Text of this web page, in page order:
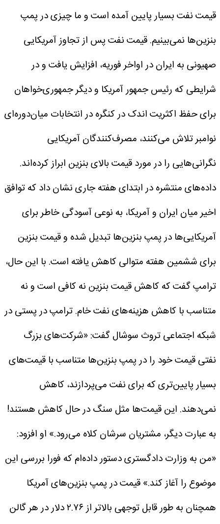
قیمت نفت بسیار پایین آمده است و ما چیزی در پمپ
بنزین‌ها نمی‌بینیم.قیمت نفت پس از تجاوز آمریکایی
صهیونی به ایران در اواخر فوریه، افزایش یافت و در
شرایطی که رئیس جمهور آمریکا و دیگر جمهوری‌خواهان
برای حفظ اکثریت اندک در کنگره در انتخابات میان‌دوره‌ای
نوامبر تلاش می‌کنند، مصرف‌کنندگان آمریکایی
نگرانی‌هایی را در مورد قیمت بالای بنزین ابراز کرده‌اند.
داده‌های منتشره در ابتدای هفته جاری نشان داد که توافق
اخیر میان ایران و آمریکا، به نوعی آسودگی خاطر برای
آمریکایی‌ها در پمپ بنزین‌ها تبدیل شده و قیمت بنزین
برای ششمین هفته متوالی کاهش یافته است. با این حال،
ترامپ گفت که کاهش قیمت بنزین نه کافی است و نه
متناسب با کاهش هزینه‌های نفت خام.ترامپ در پستی در
شبکه اجتماعی تروث سوشال گفت: «شرکت‌های بزرگ
نفتی قیمت خود را در پمپ بنزین‌ها متناسب با قیمت‌های
بسیار پایین‌تری که برای نفت می‌پردازند، کاهش
نمی‌دهند. این قیمت‌ها مثل سنگ در حال کاهش هستند!
به عبارت دیگر، مشتریان سرشان کلاه می‌رود.» او افزود:
«من به وزارت دادگستری دستور داده‌ام که فورا بررسی این
موضوع را آغاز کند.»قیمت در پمپ بنزین‌های آمریکا
همچنان به طور قابل توجهی بالاتر از ۲.۷۶ دلار در هر گالن